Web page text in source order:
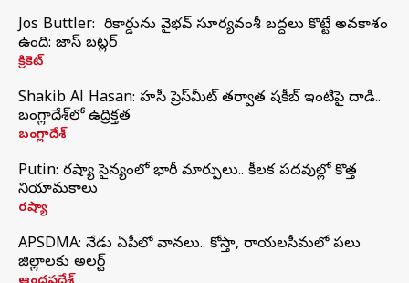
Jos Buttler: నా రికార్డును వైభవ్ సూర్యవంశీ బద్దలు కొట్టే అవకాశం
ఉంది: జాస్ బట్లర్
క్రికెట్
Shakib Al Hasan: హసీనా ప్రెస్‌మీట్‌ తర్వాత షకీబ్‌ ఇంటిపై దాడి..
బంగ్లాదేశ్‌లో ఉద్రిక్తత
బంగ్లాదేశ్
Putin: రష్యా సైన్యంలో భారీ మార్పులు.. కీలక పదవుల్లో కొత్త
నియామకాలు
రష్యా
APSDMA: నేడు ఏపీలో వానలు.. కోస్తా, రాయలసీమలో పలు
జిల్లాలకు అలర్ట్